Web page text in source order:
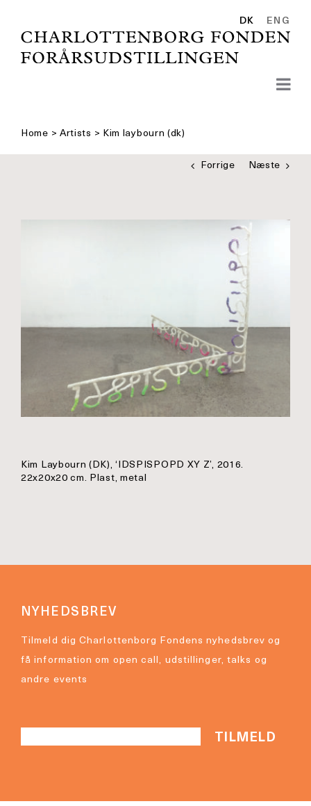
content
DK ENG
Home > Artists > Kim laybourn (dk)
Forrige Næste
Kim Laybourn (DK), ‘IDSPISPOPD XY Z’, 2016.
22x20x20 cm. Plast, metal
NYHEDSBREV
Tilmeld dig Charlottenborg Fondens nyhedsbrev og
få information om open call, udstillinger, talks og
andre events